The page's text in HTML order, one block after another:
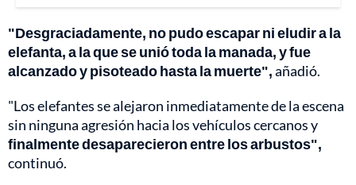
"Desgraciadamente, no pudo escapar ni eludir a la
elefanta, a la que se unió toda la manada, y fue
alcanzado y pisoteado hasta la muerte",añadió.
"Los elefantes se alejaron inmediatamente de la escena
sin ninguna agresión hacia los vehículos cercanos y
finalmente desaparecieron entre los arbustos",
continuó.